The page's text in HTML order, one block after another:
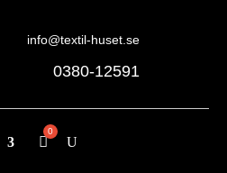
info@textil-huset.se
0380-12591